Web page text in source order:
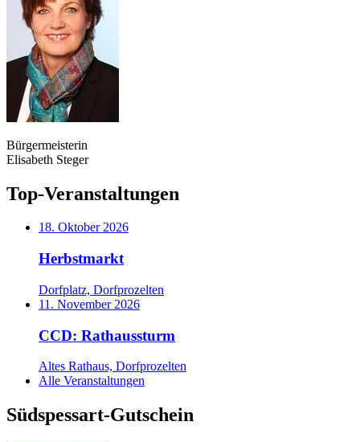
Bürgermeisterin
Elisabeth Steger
Top-Veranstaltungen
18. Oktober 2026
Herbstmarkt
Dorfplatz, Dorfprozelten
11. November 2026
CCD: Rathaussturm
Altes Rathaus, Dorfprozelten
Alle Veranstaltungen
Südspessart-Gutschein